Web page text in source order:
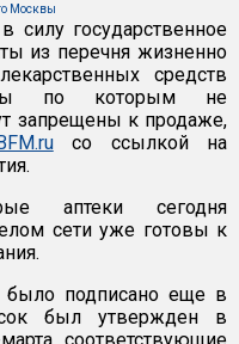
Москвы
силу государственное
из перечня жизненно
средств
по которым не
запрещены к продаже,
со ссылкой на
аптеки сегодня
сети уже готовы к
было подписано еще в
был утвержден в
соответствующие